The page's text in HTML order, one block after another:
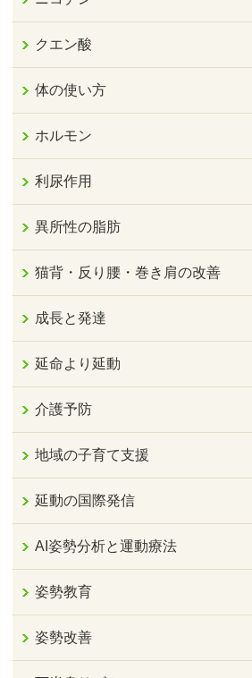
クエン酸
体の使い方
ホルモン
利尿作用
異所性の脂肪
猫背・反り腰・巻き肩の改善
成長と発達
延命より延動
介護予防
地域の子育て支援
延動の国際発信
AI姿勢分析と運動療法
姿勢教育
姿勢改善